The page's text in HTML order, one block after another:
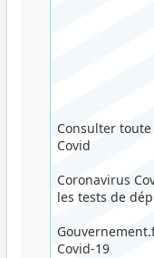
Consulter
Covid
Coronavirus
les tests de
Covid-19